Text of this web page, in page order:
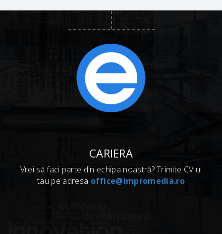
CARIERA
Vrei să faci parte din echipa noastră? Trimite CV ul
tau pe adresa office@impromedia.ro